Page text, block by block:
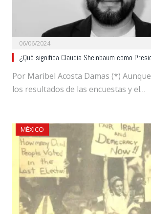
06/06/2024
¿Qué significa Claudia Sheinbaum como
Por Maribel Acosta Damas (*)
los resultados de las encuestas y el…
MÉXICO